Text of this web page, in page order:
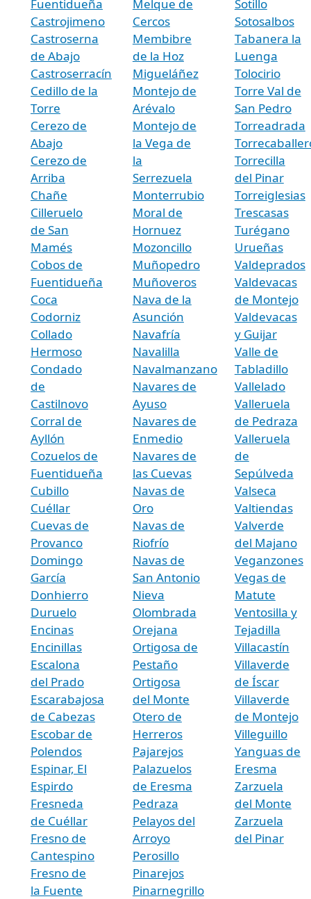
Fuentidueña
Castrojimeno
Castroserna
de Abajo
Castroserracín
Cedillo de la
Torre
Cerezo de
Abajo
Cerezo de
Arriba
Chañe
Cilleruelo
de San
Mamés
Cobos de
Fuentidueña
Coca
Codorniz
Collado
Hermoso
Condado
de
Castilnovo
Corral de
Ayllón
Cozuelos de
Fuentidueña
Cubillo
Cuéllar
Cuevas de
Provanco
Domingo
García
Donhierro
Duruelo
Encinas
Encinillas
Escalona
del Prado
Escarabajosa
de Cabezas
Escobar de
Polendos
Espinar, El
Espirdo
Fresneda
de Cuéllar
Fresno de
Cantespino
Fresno de
la Fuente
Melque de
Cercos
Membibre
de la Hoz
Migueláñez
Montejo de
Arévalo
Montejo de
la Vega de
la
Serrezuela
Monterrubio
Moral de
Hornuez
Mozoncillo
Muñopedro
Muñoveros
Nava de la
Asunción
Navafría
Navalilla
Navalmanzano
Navares de
Ayuso
Navares de
Enmedio
Navares de
las Cuevas
Navas de
Oro
Navas de
Riofrío
Navas de
San Antonio
Nieva
Olombrada
Orejana
Ortigosa de
Pestaño
Ortigosa
del Monte
Otero de
Herreros
Pajarejos
Palazuelos
de Eresma
Pedraza
Pelayos del
Arroyo
Perosillo
Pinarejos
Pinarnegrillo
Sotillo
Sotosalbos
Tabanera la
Luenga
Tolocirio
Torre Val de
San Pedro
Torreadrada
Torrecilla
del Pinar
Torreiglesias
Trescasas
Turégano
Urueñas
Valdeprados
Valdevacas
de Montejo
Valdevacas
y Guijar
Valle de
Tabladillo
Vallelado
Valleruela
de Pedraza
Valleruela
de
Sepúlveda
Valseca
Valtiendas
Valverde
del Majano
Veganzones
Vegas de
Matute
Ventosilla y
Tejadilla
Villacastín
Villaverde
de Íscar
Villaverde
de Montejo
Villeguillo
Yanguas de
Eresma
Zarzuela
del Monte
Zarzuela
del Pinar